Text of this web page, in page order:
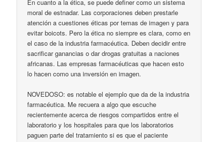
En cuanto a la ética, se puede definer como un sistema
moral de estnadar. Las corporaciones deben prestarle
atención a cuestiones éticas por temas de imagen y para
evitar boicots. Pero la ética no siempre es clara, como en
el caso de la industria farmacéutica. Deben decidir entre
sacrificar ganancias o dar drogas gratuitas a naciones
africanas. Las empresas farmacéuticas que hacen esto
lo hacen como una inversión en imagen.
NOVEDOSO: es notable el ejemplo que da de la industria
farmacéutica. Me recuera a algo que escuche
recientemente acerca de riesgos compartidos entre el
laboratorio y los hospitales para que los laboratorios
paguen parte del tratamiento si es que el paciente